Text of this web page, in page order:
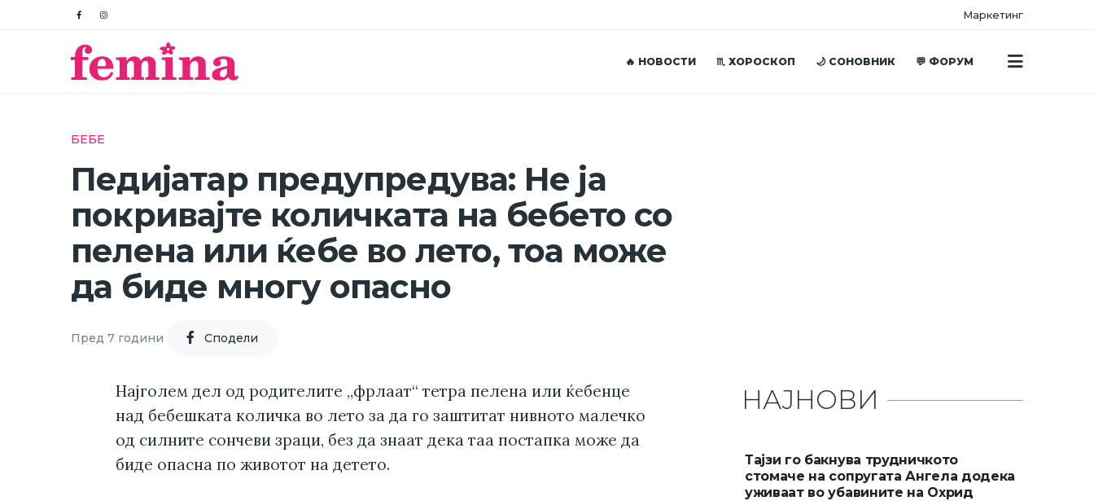
Маркетинг
🔥 НОВОСТИ ♏ ХОРОСКОП 🌙 СОНОВНИК 💬 ФОРУМ
БЕБЕ
Педијатар предупредува: Не ја
покривајте количката на бебето со
пелена или ќебе во лето, тоа може
да биде многу опасно
Пред 7 години Cподели
Најголем дел од родителите „фрлаат“ тетра пелена или ќебенце
над бебешката количка во лето за да го заштитат нивното малечко
од силните сончеви зраци, без да знаат дека таа постапка може да
биде опасна по животот на детето.
НАЈНОВИ
Тајзи го бакнува трудничкото
стомаче на сопругата Ангела додека
уживаат во убавините на Охрид